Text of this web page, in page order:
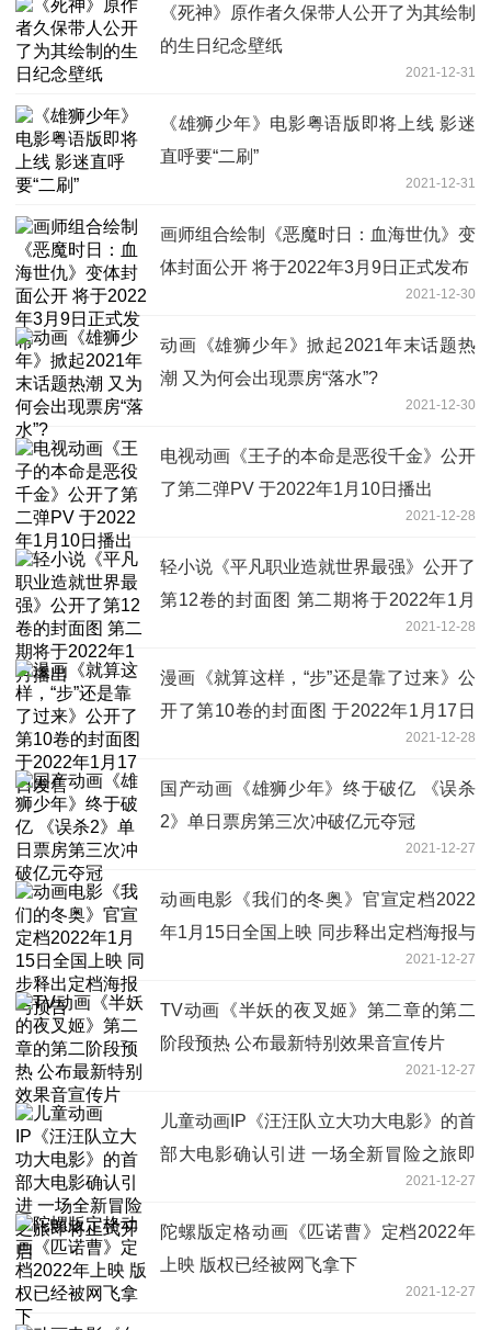
《死神》原作者久保带人公开了为其绘制
的生日纪念壁纸
2021-12-31
《雄狮少年》电影粤语版即将上线 影迷
直呼要“二刷”
2021-12-31
画师组合绘制《恶魔时日：血海世仇》变
体封面公开 将于2022年3月9日正式发布
2021-12-30
动画《雄狮少年》掀起2021年末话题热
潮 又为何会出现票房“落水”?
2021-12-30
电视动画《王子的本命是恶役千金》公开
了第二弹PV 于2022年1月10日播出
2021-12-28
轻小说《平凡职业造就世界最强》公开了
第12卷的封面图 第二期将于2022年1月
2021-12-28
漫画《就算这样，“步”还是靠了过来》公
开了第10卷的封面图 于2022年1月17日
2021-12-28
国产动画《雄狮少年》终于破亿 《误杀
2》单日票房第三次冲破亿元夺冠
2021-12-27
动画电影《我们的冬奥》官宣定档2022
年1月15日全国上映 同步释出定档海报与
2021-12-27
TV动画《半妖的夜叉姬》第二章的第二
阶段预热 公布最新特别效果音宣传片
2021-12-27
儿童动画IP《汪汪队立大功大电影》的首
部大电影确认引进 一场全新冒险之旅即
2021-12-27
陀螺版定格动画《匹诺曹》定档2022年
上映 版权已经被网飞拿下
2021-12-27